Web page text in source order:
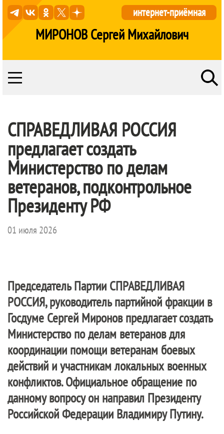
МИРОНОВ Сергей Михайлович
интернет-приёмная
СПРАВЕДЛИВАЯ РОССИЯ
предлагает создать
Министерство по делам
ветеранов, подконтрольное
Президенту РФ
01 июля 2026
Председатель Партии СПРАВЕДЛИВАЯ
РОССИЯ, руководитель партийной фракции в
Госдуме Сергей Миронов предлагает создать
Министерство по делам ветеранов для
координации помощи ветеранам боевых
действий и участникам локальных военных
конфликтов. Официальное обращение по
данному вопросу он направил Президенту
Российской Федерации Владимиру Путину.